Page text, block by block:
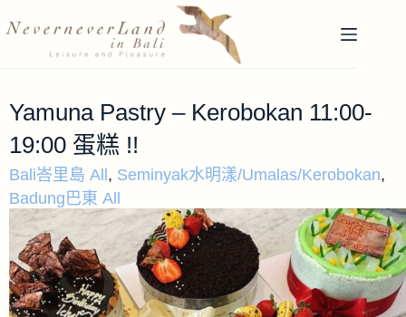
Yamuna Pastry – Kerobokan 11:00-
19:00 蛋糕 !!
Bali峇里島 All , Seminyak水明漾/Umalas/Kerobokan,
Badung巴東 All